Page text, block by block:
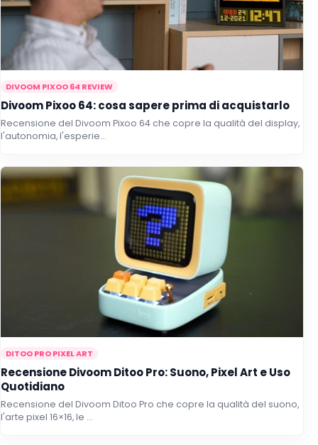
DIVOOM PIXOO 64 REVIEW
Divoom Pixoo 64: cosa sapere prima di acquistarlo
Recensione del Divoom Pixoo 64 che copre la qualità del display,
l'autonomia, l'esperie...
DITOO PRO PIXEL ART
Recensione Divoom Ditoo Pro: Suono, Pixel Art e Uso
Quotidiano
Recensione del Divoom Ditoo Pro che copre la qualità del suono,
l'arte pixel 16×16, le ...